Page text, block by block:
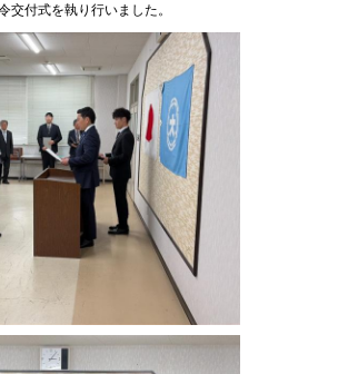
交付式を執り行いました。